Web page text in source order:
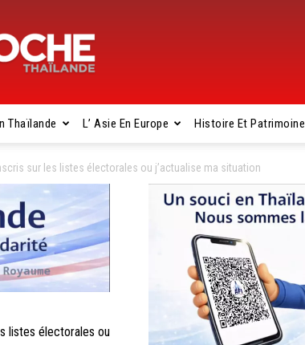
Thaïlande L’ Asie En Europe Histoire Et Patrimoine
sur les listes électorales ou j’actualise ma situation
listes électorales ou